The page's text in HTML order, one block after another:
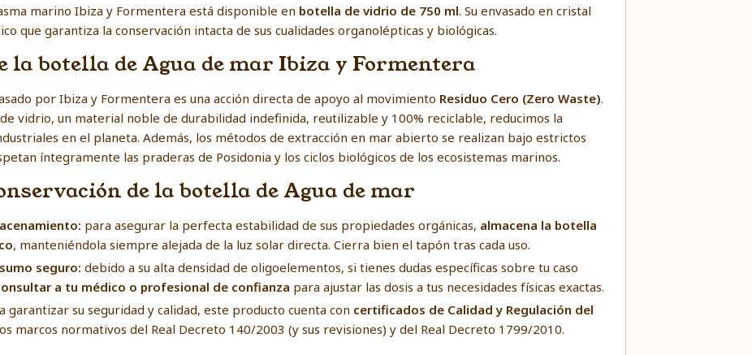
marino Ibiza y Formentera está disponible en botella de vidrio de 750 ml. Su envasado en cristal
que garantiza la conservación intacta de sus cualidades organolépticas y biológicas.
la botella de Agua de mar Ibiza y Formentera
por Ibiza y Formentera es una acción directa de apoyo al movimiento Residuo Cero (Zero Waste).
vidrio, un material noble de durabilidad indefinida, reutilizable y 100% reciclable, reducimos la
en el planeta. Además, los métodos de extracción en mar abierto se realizan bajo estrictos
íntegramente las praderas de Posidonia y los ciclos biológicos de los ecosistemas marinos.
de la botella de Agua de mar
para asegurar la perfecta estabilidad de sus propiedades orgánicas, almacena la botella
, manteniéndola siempre alejada de la luz solar directa. Cierra bien el tapón tras cada uso.
seguro: debido a su alta densidad de oligoelementos, si tienes dudas específicas sobre tu caso
a tu médico o profesional de confianza para ajustar las dosis a tus necesidades físicas exactas.
garantizar su seguridad y calidad, este producto cuenta con certificados de Calidad y Regulación del
marcos normativos del Real Decreto 140/2003 (y sus revisiones) y del Real Decreto 1799/2010.